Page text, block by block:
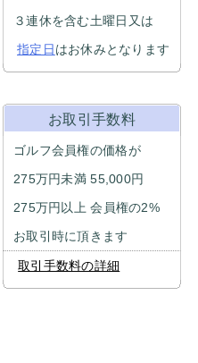
３連休を含む土曜日又は
指定日はお休みとなります
お取引手数料
ゴルフ会員権の価格が
275万円未満 55,000円
275万円以上 会員権の2%
お取引時に頂きます
取引手数料の詳細